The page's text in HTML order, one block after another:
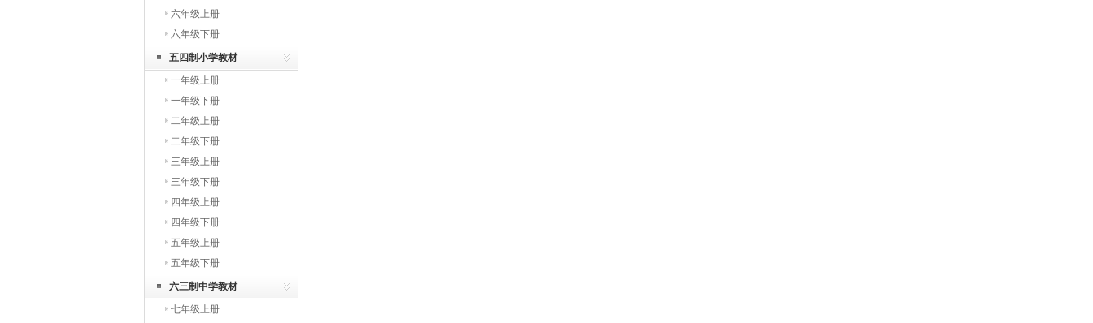
六年级上册
六年级下册
五四制小学教材
一年级上册
一年级下册
二年级上册
二年级下册
三年级上册
三年级下册
四年级上册
四年级下册
五年级上册
五年级下册
六三制中学教材
七年级上册